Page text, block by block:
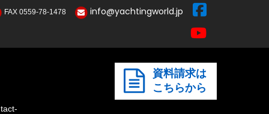
FAX 0559-78-1478 info@yachtingworld.jp
資料請求は
こちらから